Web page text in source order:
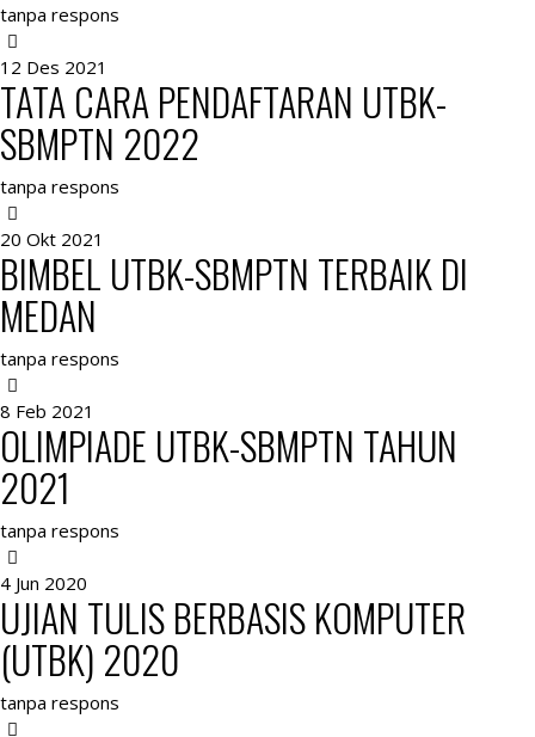
tanpa respons
12 Des 2021
TATA CARA PENDAFTARAN UTBK-
SBMPTN 2022
tanpa respons
20 Okt 2021
BIMBEL UTBK-SBMPTN TERBAIK DI
MEDAN
tanpa respons
8 Feb 2021
OLIMPIADE UTBK-SBMPTN TAHUN
2021
tanpa respons
4 Jun 2020
UJIAN TULIS BERBASIS KOMPUTER
(UTBK) 2020
tanpa respons